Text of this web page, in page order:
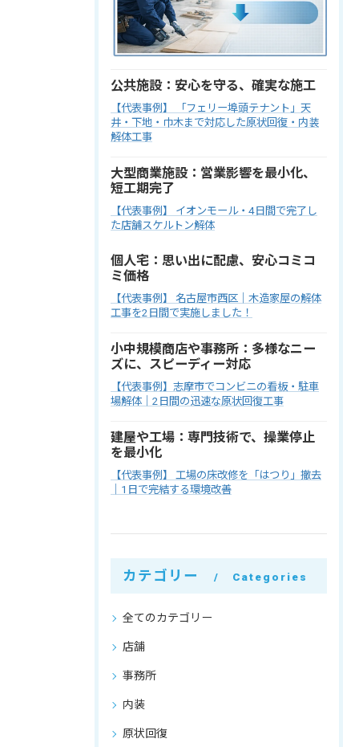
公共施設：安心を守る、確実な施工
【代表事例】 「フェリー埠頭テナント」天
井・下地・巾木まで対応した原状回復・内装
解体工事
大型商業施設：営業影響を最小化、
短工期完了
【代表事例】 イオンモール・4日間で完了し
た店舗スケルトン解体
個人宅：思い出に配慮、安心コミコ
ミ価格
【代表事例】 名古屋市西区｜木造家屋の解体
工事を2日間で実施しました！
小中規模商店や事務所：多様なニー
ズに、スピーディー対応
【代表事例】志摩市でコンビニの看板・駐車
場解体｜2日間の迅速な原状回復工事
建屋や工場：専門技術で、操業停止
を最小化
【代表事例】 工場の床改修を「はつり」撤去
｜1日で完結する環境改善
カテゴリー Categories
全てのカテゴリー
店舗
事務所
内装
原状回復